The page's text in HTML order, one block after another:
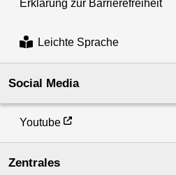
Erklärung zur Barrierefreiheit
Leichte Sprache
Social Media
Youtube
Zentrales